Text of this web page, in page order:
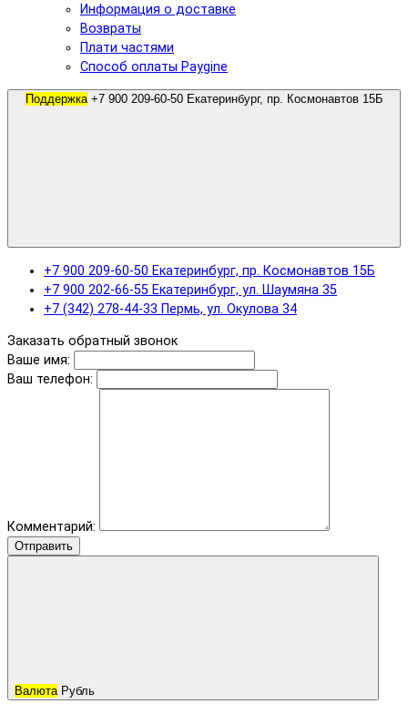
Информация о доставке
Возвраты
Плати частями
Способ оплаты Paygine
Поддержка
+7 900 209-60-50 Екатеринбург, пр. Космонавтов 15Б
+7 900 202-66-55 Екатеринбург, ул. Шаумяна 35
+7 (342) 278-44-33 Пермь, ул. Окулова 34
Заказать обратный звонок
Ваше имя:
Ваш телефон:
Комментарий:
Отправить
Валюта Рубль